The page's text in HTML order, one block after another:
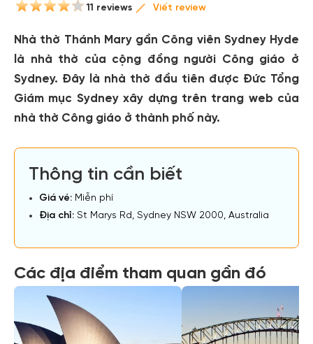
11 reviews Viết review
Nhà thờ Thánh Mary gần Công viên Sydney Hyde
là nhà thờ của cộng đồng người Công giáo ở
Sydney. Đây là nhà thờ đầu tiên được Đức Tổng
Giám mục Sydney xây dựng trên trang web của
nhà thờ Công giáo ở thành phố này.
Thông tin cần biết
Giá vé: Miễn phí
Địa chỉ: St Marys Rd, Sydney NSW 2000, Australia
Các địa điểm tham quan gần đó